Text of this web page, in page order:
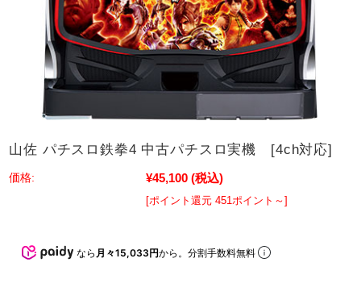
山佐 パチスロ鉄拳4 中古パチスロ実機 [4ch対応]
価格: ¥45,100 (税込)
[ポイント還元 451ポイント～]
なら 月々15,033円から。分割手数料無料